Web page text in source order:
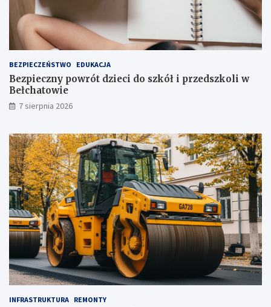
ż
u
ż
,
t
u
ż
BEZPIECZEŃSTWO EDUKACJA
Bezpieczny powrót dzieci do szkół i przedszkoli w
Bełchatowie
7 sierpnia 2026
INFRASTRUKTURA REMONTY